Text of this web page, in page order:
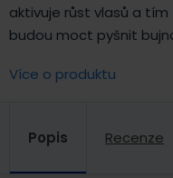
aktivuje růst vlasů a
budou moct pyšnit
Více o produktu
Popis Recenze